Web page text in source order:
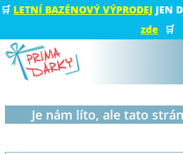
🛒 LETNÍ BAZÉNOVÝ VÝPRODEJ JEN
zde
🛒
Je nám líto, ale tato